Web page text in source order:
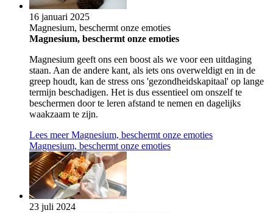
16 januari 2025
Magnesium, beschermt onze emoties
Magnesium, beschermt onze emoties
Magnesium geeft ons een boost als we voor een uitdaging
staan. Aan de andere kant, als iets ons overweldigt en in de
greep houdt, kan de stress ons 'gezondheidskapitaal' op lange
termijn beschadigen. Het is dus essentieel om onszelf te
beschermen door te leren afstand te nemen en dagelijks
waakzaam te zijn.
Lees meerMagnesium, beschermt onze emoties
Magnesium, beschermt onze emoties
23 juli 2024